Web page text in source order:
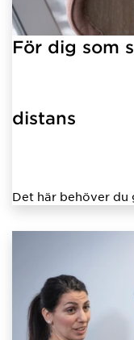
För dig som
distans
Det här behöver du